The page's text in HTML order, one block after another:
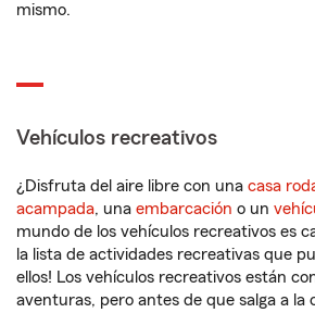
mismo.
Vehículos recreativos
¿Disfruta del aire libre con una casa
acampada, una embarcación o un
mundo de los vehículos recreativos es
la lista de actividades recreativas que
ellos! Los vehículos recreativos están
aventuras, pero antes de que salga a la